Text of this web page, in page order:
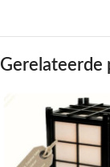
Gerelateerde